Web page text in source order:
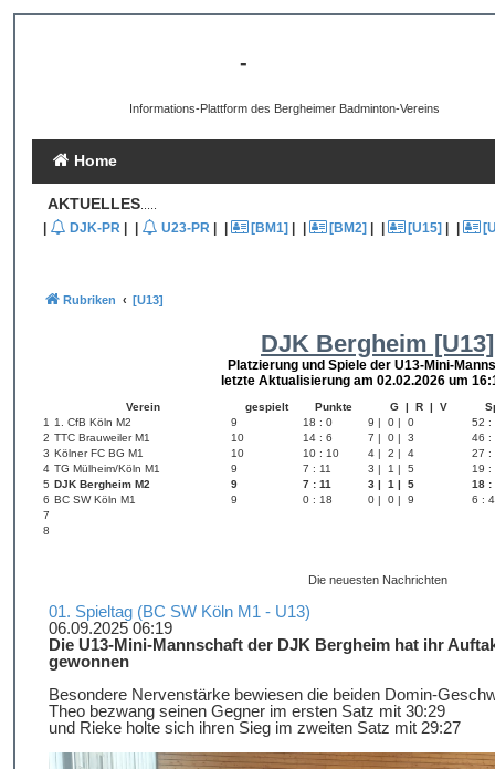
-
Informations-Plattform des Bergheimer Badminton-Vereins
Home
AKTUELLES
| DJK-PR | | U23-PR | | [BM1] | | [BM2] | | [U15] | |
Rubriken [U13]
DJK Bergheim [U13]
Platzierung und Spiele der U13-Mini-
letzte Aktualisierung am 02.02.2026 um
Verein gespielt Punkte G | R | V
1
1. CfB Köln M2 9 18 : 0 9 | 0 | 0
52 :
2 TTC Brauweiler M1 10 14 : 6 7 | 0 | 3
46 :
3 Kölner FC BG M1 10 10 : 10 4 | 2 | 4
27 :
4 TG Mülheim/Köln M1 9 7 : 11 3 | 1 | 5
19 :
5 DJK Bergheim M2 9 7 : 11 3 | 1 | 5
18 :
6 BC SW Köln M1 9 0 : 18 0 | 0 | 9
6 :
7
8
Die neuesten Nachrichten
01. Spieltag (BC SW Köln M1 - U13)
06.09.2025 06:19
Die U13-Mini-Mannschaft der DJK Bergheim hat ihr
gewonnen
Besondere Nervenstärke bewiesen die beiden Domin-
Theo bezwang seinen Gegner im ersten Satz mit 30:29
und Rieke holte sich ihren Sieg im zweiten Satz mit 29:27